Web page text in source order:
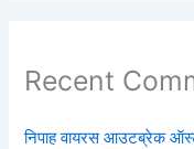
Recent
निपाह वायरस आउटब्रेक